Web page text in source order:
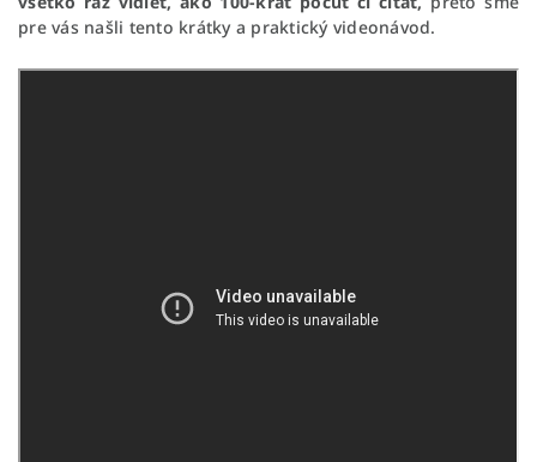
pre vás našli tento krátky a praktický videonávod.